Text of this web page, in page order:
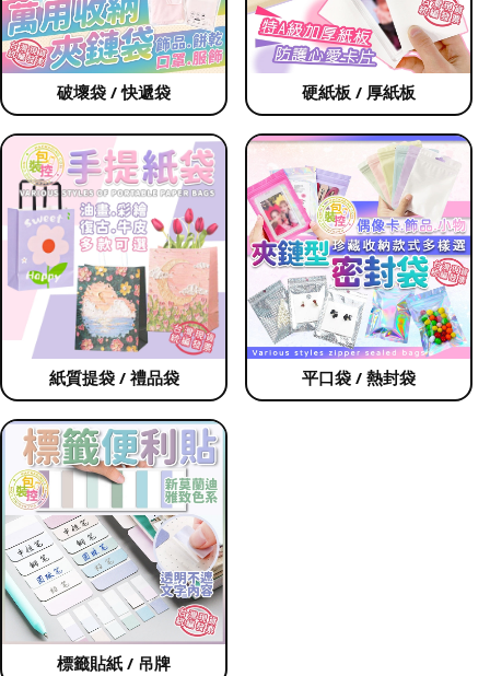
破壞袋 / 快遞袋 硬紙板 / 厚紙板
紙質提袋 / 禮品袋 平口袋 / 熱封袋
標籤貼紙 / 吊牌